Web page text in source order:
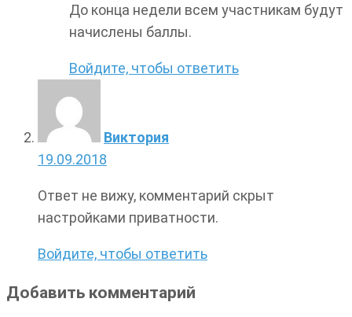
До конца недели всем участникам будут
начислены баллы.
Войдите, чтобы ответить
Виктория
19.09.2018
Ответ не вижу, комментарий скрыт
настройками приватности.
Войдите, чтобы ответить
Добавить комментарий